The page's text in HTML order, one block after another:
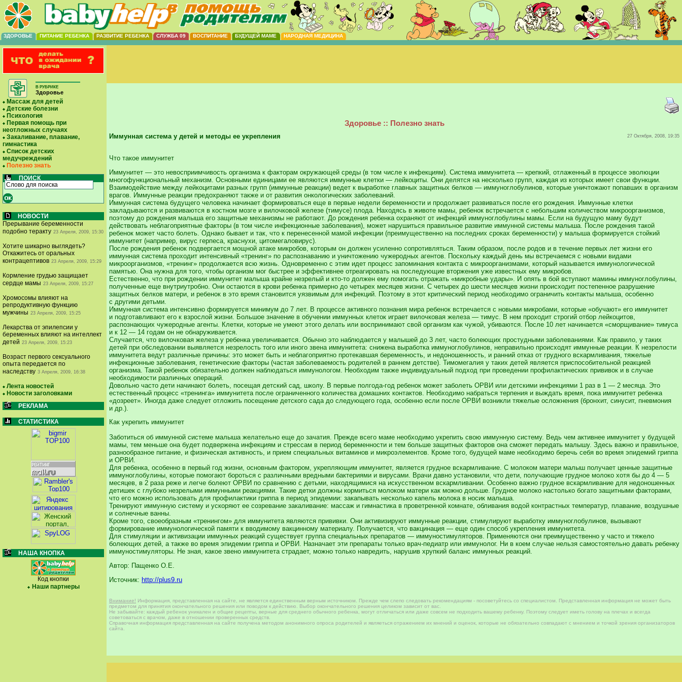
ЗДОРОВЬЕ ПИТАНИЕ РЕБЕНКА РАЗВИТИЕ РЕБЕНКА СЛУЖБА 09 ВОСПИТАНИЕ БУДУЩЕЙ МАМЕ НАРОДНАЯ МЕДИЦИНА
В РУБРИКЕ
Здоровье
Массаж для детей
Детские болезни
Психология
Первая помощь при
неотложных случаях
Закаливание, плавание,
гимнастика
Список детских
медучреждений
Полезно знать
ПОИСК
НОВОСТИ
Прерывание беременности
подобно теракту 23 Апреля, 2009, 15:30
Хотите шикарно выглядеть?
Откажитесь от оральных
контрацептивов 23 Апреля, 2009, 15:29
Кормление грудью защищает
сердце мамы 23 Апреля, 2009, 15:27
Хромосомы влияют на
репродуктивную функцию
мужчины 23 Апреля, 2009, 15:25
Лекарства от эпилепсии у
беременных влияют на интеллект
детей 23 Апреля, 2009, 15:23
Возраст первого сексуального
опыта передается по
наследству 3 Апреля, 2009, 16:38
Лента новостей
Новости заголовками
РЕКЛАМА
СТАТИСТИКА
НАША КНОПКА
Код кнопки
Наши партнеры
Здоровье :: Полезно знать
Иммунная система у детей и методы ее укрепления 27 Октября, 2008, 19:35
Что такое иммунитет
Иммунитет — это невосприимчивость организма к факторам окружающей среды (в том числе к инфекциям). Система иммунитета — крепкий, отлаженный в процессе эволюции
многофункциональный механизм. Основными единицами ее являются иммунные клетки — лейкоциты. Они делятся на несколько групп, каждая из которых имеет свои функции.
Взаимодействие между лейкоцитами разных групп (иммунные реакции) ведет к выработке главных защитных белков — иммуноглобулинов, которые уничтожают попавших в организм
врагов. Иммунные реакции предохраняют также и от развития онкологических заболеваний.
Иммунная система будущего человека начинает формироваться еще в первые недели беременности и продолжает развиваться после его рождения. Иммунные клетки
закладываются и развиваются в костном мозге и вилочковой железе (тимусе) плода. Находясь в животе мамы, ребенок встречается с небольшим количеством микроорганизмов,
поэтому до рождения малыша его защитные механизмы не работают. До рождения ребенка охраняют от инфекций иммуноглобулины мамы. Если на будущую маму будут
действовать неблагоприятные факторы (в том числе инфекционные заболевания), может нарушиться правильное развитие иммунной системы малыша. После рождения такой
ребенок может часто болеть. Однако бывает и так, что к перенесенной мамой инфекции (преимущественно на последних сроках беременности) у малыша формируется стойкий
иммунитет (например, вирус герпеса, краснухи, цитомегаловирус).
После рождения ребенок подвергается мощной атаке микробов, которым он должен усиленно сопротивляться. Таким образом, после родов и в течение первых лет жизни его
иммунная система проходит интенсивный «тренинг» по распознаванию и уничтожению чужеродных агентов. Поскольку каждый день мы встречаемся с новыми видами
микроорганизмов, «тренинг» продолжается всю жизнь. Одновременно с этим идет процесс запоминания контакта с микроорганизмами, который называется иммунологической
памятью. Она нужна для того, чтобы организм мог быстрее и эффективнее отреагировать на последующие вторжения уже известных ему микробов.
Естественно, что при рождении иммунитет малыша крайне незрелый и кто-то должен ему помогать отражать «микробные удары». И опять в бой вступают мамины иммуноглобулины,
полученные еще внутриутробно. Они остаются в крови ребенка примерно до четырех месяцев жизни. С четырех до шести месяцев жизни происходит постепенное разрушение
защитных белков матери, и ребенок в это время становится уязвимым для инфекций. Поэтому в этот критический период необходимо ограничить контакты малыша, особенно
с другими детьми.
Иммунная система интенсивно формируется минимум до 7 лет. В процессе активного познания мира ребенок встречается с новыми микробами, которые «обучают» его иммунитет
и подготавливают его к взрослой жизни. Большое значение в обучении иммунных клеток играет вилочковая железа — тимус. В нем проходит строгий отбор лейкоцитов,
распознающих чужеродные агенты. Клетки, которые не умеют этого делать или воспринимают свой организм как чужой, убиваются. После 10 лет начинается «сморщивание» тимуса
и к 12 — 14 годам он не обнаруживается.
Случается, что вилочковая железа у ребенка увеличивается. Обычно это наблюдается у малышей до 3 лет, часто болеющих простудными заболеваниями. Как правило, у таких
детей при обследовании выявляется незрелость того или иного звена иммунитета: снижена выработка иммуноглобулинов, неправильно происходят иммунные реакции. К незрелости
иммунитета ведут различные причины: это может быть и неблагоприятно протекавшая беременность, и недоношенность, и ранний отказ от грудного вскармливания, тяжелые
инфекционные заболевания, генетические факторы (частая заболеваемость родителей в раннем детстве). Тимомегалия у таких детей является приспособительной реакцией
организма. Такой ребенок обязательно должен наблюдаться иммунологом. Необходим также индивидуальный подход при проведении профилактических прививок и в случае
необходимости различных операций.
Довольно часто дети начинают болеть, посещая детский сад, школу. В первые полгода-год ребенок может заболеть ОРВИ или детскими инфекциями 1 раз в 1 — 2 месяца. Это
естественный процесс «тренинга» иммунитета после ограниченного количества домашних контактов. Необходимо набраться терпения и выждать время, пока иммунитет ребенка
«дозреет». Иногда даже следует отложить посещение детского сада до следующего года, особенно если после ОРВИ возникли тяжелые осложнения (бронхит, синусит, пневмония
и др.).
Как укрепить иммунитет
Заботиться об иммунной системе малыша желательно еще до зачатия. Прежде всего маме необходимо укрепить свою иммунную систему. Ведь чем активнее иммунитет у будущей
мамы, тем меньше она будет подвержена инфекциям и стрессам в период беременности и тем больше защитных факторов она сможет передать малышу. Здесь важно и правильное,
разнообразное питание, и физическая активность, и прием специальных витаминов и микроэлементов. Кроме того, будущей маме необходимо беречь себя во время эпидемий гриппа
и ОРВИ.
Для ребенка, особенно в первый год жизни, основным фактором, укрепляющим иммунитет, является грудное вскармливание. С молоком матери малыш получает ценные защитные
иммуноглобулины, которые помогают бороться с различными вредными бактериями и вирусами. Врачи давно установили, что дети, получающие грудное молоко хотя бы до 4 — 5
месяцев, в 2 раза реже и легче болеют ОРВИ по сравнению с детьми, находящимися на искусственном вскармливании. Особенно важно грудное вскармливание для недоношенных
детишек с глубоко незрелыми иммунными реакциями. Такие детки должны кормиться молоком матери как можно дольше. Грудное молоко настолько богато защитными факторами,
что его можно использовать для профилактики гриппа в период эпидемии: закапывать несколько капель молока в носик малыша.
Тренируют иммунную систему и ускоряют ее созревание закаливание: массаж и гимнастика в проветренной комнате, обливания водой контрастных температур, плавание, воздушные
и солнечные ванны.
Кроме того, своеобразным «тренингом» для иммунитета являются прививки. Они активизируют иммунные реакции, стимулируют выработку иммуноглобулинов, вызывают
формирование иммунологической памяти к вводимому вакцинному материалу. Получается, что вакцинация — еще один способ укрепления иммунитета.
Для стимуляции и активизации иммунных реакций существует группа специальных препаратов — иммуностимуляторов. Применяются они преимущественно у часто и тяжело
болеющих детей, а также во время эпидемии гриппа и ОРВИ. Назначает эти препараты только врач-педиатр или иммунолог. Ни в коем случае нельзя самостоятельно давать ребенку
иммуностимуляторы. Не зная, какое звено иммунитета страдает, можно только навредить, нарушив хрупкий баланс иммунных реакций.
Автор: Пащенко О.Е.
Источник: http://plus9.ru
Внимание! Информация, представленная на сайте, не является единственным верным источником. Прежде чем слепо следовать рекомендациям - посоветуйтесь со специалистом. Представленная информация не может быть
предметом для принятия окончательного решения или поводом к действию. Выбор окончательного решения целиком зависит от вас.
Не забывайте: каждый ребенок уникален и общие рецепты, верные для среднего обычного ребенка, могут отличаться или даже совсем не подходить вашему ребенку. Поэтому следует иметь голову на плечах и всегда
советоваться с врачом, даже в отношении проверенных средств.
Справочная информация представленная на сайте получена методом анонимного опроса родителей и являеться отражением их мнений и оценок, которые не обязательно совпадают с мнением и точкой зрения организаторов
сайта.